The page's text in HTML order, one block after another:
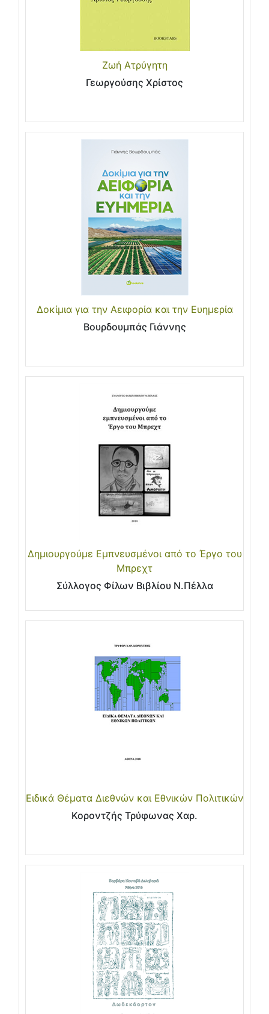
Ζωή Ατρύγητη
Γεωργούσης Χρίστος
Δοκίμια για την Αειφορία και την Ευημερία
Βουρδουμπάς Γιάννης
Δημιουργούμε Εμπνευσμένοι από το Έργο του
Μπρεχτ
Σύλλογος Φίλων Βιβλίου Ν.Πέλλα
Ειδικά Θέματα Διεθνών και Εθνικών Πολιτικών
Κοροντζής Τρύφωνας Χαρ.